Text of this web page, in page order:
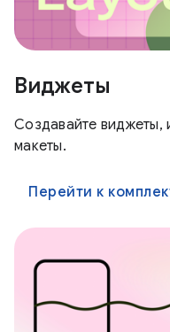
Виджеты
Создавайте виджеты,
макеты.
Перейти к